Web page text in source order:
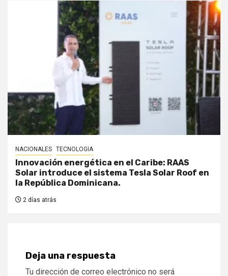
NACIONALES TECNOLOGIA
Innovación energética en el Caribe: RAAS
Solar introduce el sistema Tesla Solar Roof en
la República Dominicana.
2 días atrás
Deja una respuesta
Tu dirección de correo electrónico no será